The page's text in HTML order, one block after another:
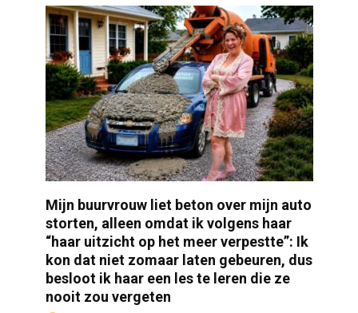
Mijn buurvrouw liet beton over mijn auto
storten, alleen omdat ik volgens haar
“haar uitzicht op het meer verpestte”: Ik
kon dat niet zomaar laten gebeuren, dus
besloot ik haar een les te leren die ze
nooit zou vergeten